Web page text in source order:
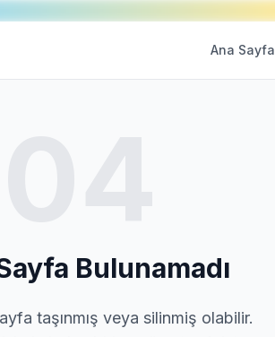
Ana Sayfa
Bulunamadı
taşınmış veya silinmiş olabilir.